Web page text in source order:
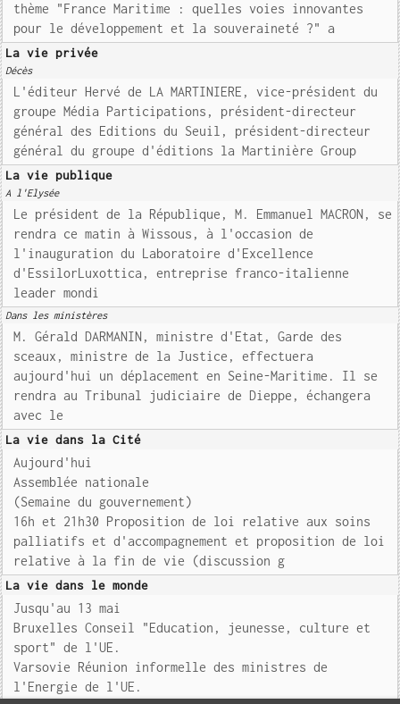
thème "France Maritime : quelles voies innovantes
pour le développement et la souveraineté ?" a
La vie privée
Décès
L'éditeur Hervé de LA MARTINIERE, vice-président du
groupe Média Participations, président-directeur
général des Editions du Seuil, président-directeur
général du groupe d'éditions la Martinière Group
La vie publique
A l'Elysée
Le président de la République, M. Emmanuel MACRON, se
rendra ce matin à Wissous, à l'occasion de
l'inauguration du Laboratoire d'Excellence
d'EssilorLuxottica, entreprise franco-italienne
leader mondi
Dans les ministères
M. Gérald DARMANIN, ministre d'Etat, Garde des
sceaux, ministre de la Justice, effectuera
aujourd'hui un déplacement en Seine-Maritime. Il se
rendra au Tribunal judiciaire de Dieppe, échangera
avec le
La vie dans la Cité
Aujourd'hui
Assemblée nationale
(Semaine du gouvernement)
16h et 21h30 Proposition de loi relative aux soins
palliatifs et d'accompagnement et proposition de loi
relative à la fin de vie (discussion g
La vie dans le monde
Jusqu'au 13 mai
Bruxelles Conseil "Education, jeunesse, culture et
sport" de l'UE.
Varsovie Réunion informelle des ministres de
l'Energie de l'UE.